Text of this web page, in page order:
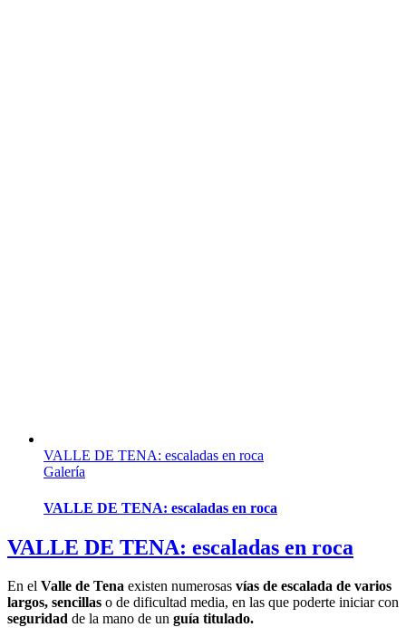
VALLE DE TENA: escaladas en roca
Galería
VALLE DE TENA: escaladas en roca
VALLE DE TENA: escaladas en roca
En el Valle de Tena existen numerosas vías de escalada de varios
largos, sencillas o de dificultad media, en las que poderte iniciar con
seguridad de la mano de un guía titulado.